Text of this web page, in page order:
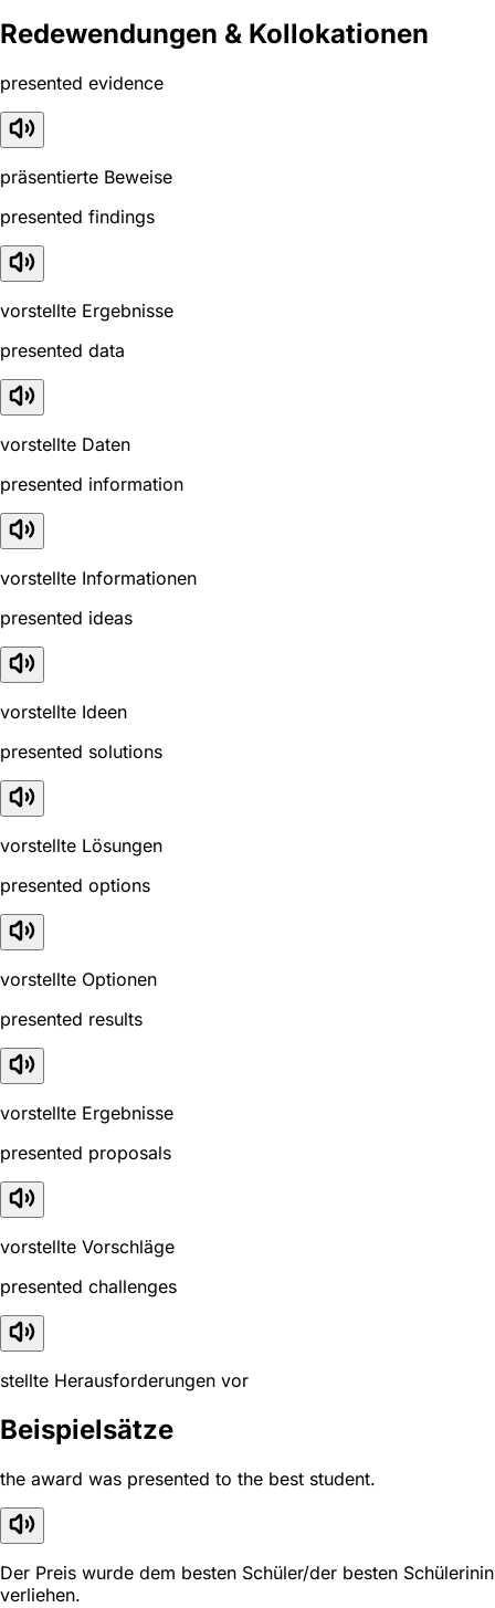
Redewendungen & Kollokationen
presented evidence
präsentierte Beweise
presented findings
vorstellte Ergebnisse
presented data
vorstellte Daten
presented information
vorstellte Informationen
presented ideas
vorstellte Ideen
presented solutions
vorstellte Lösungen
presented options
vorstellte Optionen
presented results
vorstellte Ergebnisse
presented proposals
vorstellte Vorschläge
presented challenges
stellte Herausforderungen vor
Beispielsätze
the award was presented to the best student.
Der Preis wurde dem besten Schüler/der besten Schülerinin
verliehen.